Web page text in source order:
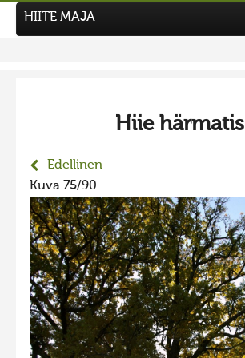
Hiite kuvavõistlus 2026
Hiisien kuvakilpailu 2025
2025 kuvakilpailu lisä
Liikuvad kuvad 2025
Hiisien kuvakilpailu 2024
2024 kuvakilpailu lisä
Liikkuvat kuvat 2024
Hiisien kuvakilpailu 2023
HIITE MAJA
Hiie härmatis
Edellinen
Kuva 75/90